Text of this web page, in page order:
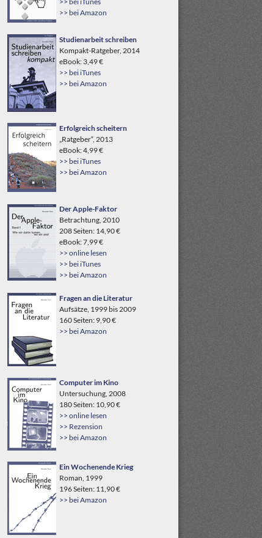
>> bei Amazon
Studienarbeit schreiben
Kompakt-Ratgeber, 2014
eBook: 3,49 €
>> bei iTunes
>> bei Amazon
Erfolgreich scheitern
„Ratgeber“, 2013
eBook: 4,99 €
>> bei iTunes
>> bei Amazon
Der Apple-Faktor
Betrachtung, 2010
208 Seiten: 14,90 €
eBook: 7,99 €
>> online lesen
>> bei iTunes
>> bei Amazon
Fragen an die Literatur
Aufsätze, 1999 bis 2009
160 Seiten: 9,90 €
>> bei Amazon
Computer im Kino
Untersuchung, 2008
180 Seiten: 10,90 €
>> online lesen
>> Rezension
>> bei Amazon
Ein Wochenende Krieg
Roman, 1999
196 Seiten: 11,90 €
>> bei Amazon